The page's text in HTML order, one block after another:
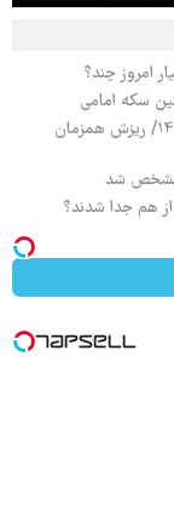
قیمت محصولات ایران خودرو چهارشنبه ۱۴ مرداد ۱۴۰۵/ ریزش همزمان
مشخص شد
از هم جدا شدند؟